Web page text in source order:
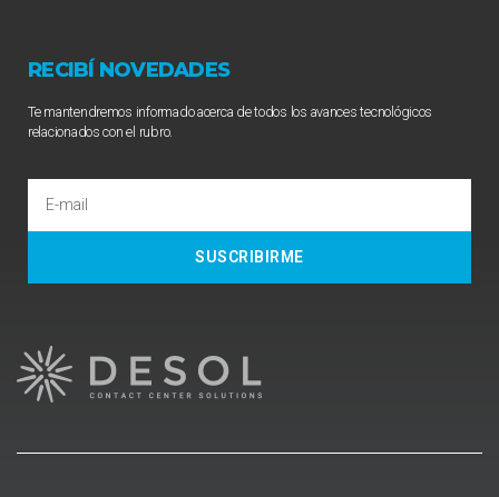
RECIBÍ NOVEDADES
Te mantendremos informado acerca de todos los avances tecnológicos
relacionados con el rubro.
SUSCRIBIRME